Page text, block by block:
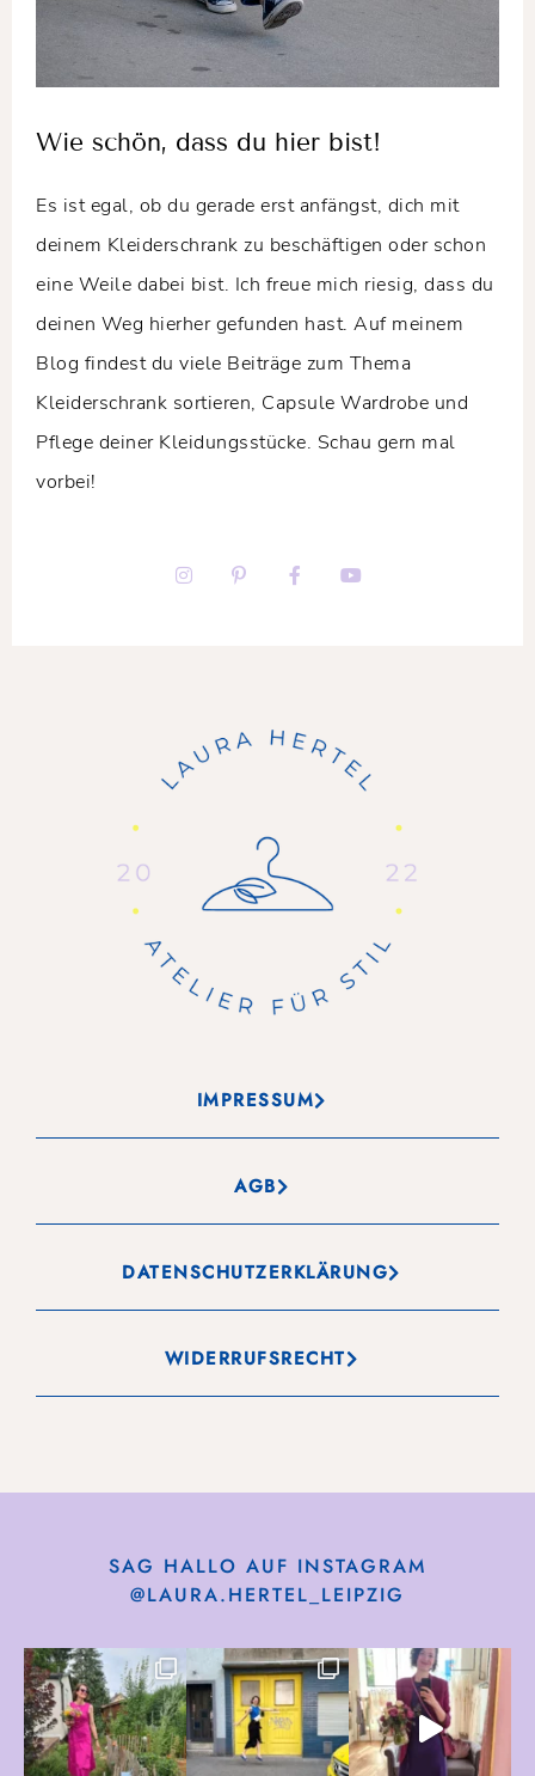
Wie schön, dass du hier bist!
Es ist egal, ob du gerade erst anfängst, dich mit
deinem Kleiderschrank zu beschäftigen oder schon
eine Weile dabei bist. Ich freue mich riesig, dass du
deinen Weg hierher gefunden hast. Auf meinem
Blog findest du viele Beiträge zum Thema
Kleiderschrank sortieren, Capsule Wardrobe und
Pflege deiner Kleidungsstücke. Schau gern mal
vorbei!
IMPRESSUM
AGB
DATENSCHUTZERKLÄRUNG
WIDERRUFSRECHT
SAG HALLO AUF INSTAGRAM
@LAURA.HERTEL_LEIPZIG